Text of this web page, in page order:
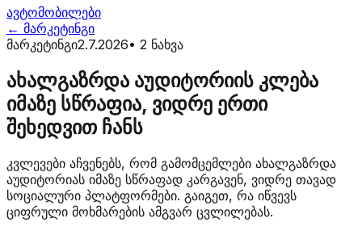
ავტომობილები
← მარკეტინგი
მარკეტინგი2.7.2026• 2 ნახვა
ახალგაზრდა აუდიტორიის კლება
იმაზე სწრაფია, ვიდრე ერთი
შეხედვით ჩანს
კვლევები აჩვენებს, რომ გამომცემლები ახალგაზრდა
აუდიტორიას იმაზე სწრაფად კარგავენ, ვიდრე თავად
სოციალური პლატფორმები. გაიგეთ, რა იწვევს
ციფრული მოხმარების ამგვარ ცვლილებას.